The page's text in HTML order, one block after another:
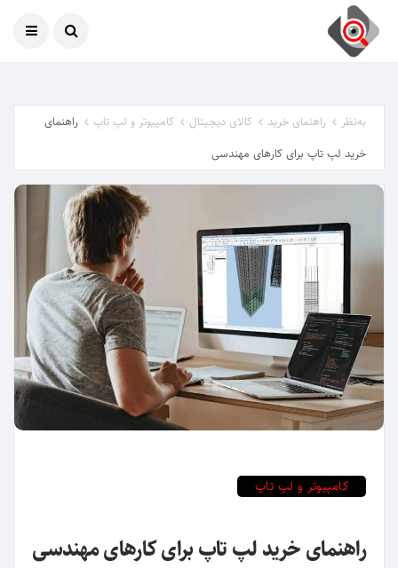
به‌نظر راهنمای خرید کالای دیجیتال کامپیوتر و لپ تاپ
راهنمای
خرید لپ تاپ برای کارهای مهندسی
کامپیوتر و لپ تاپ
راهنمای خرید لپ تاپ برای کارهای مهندسی